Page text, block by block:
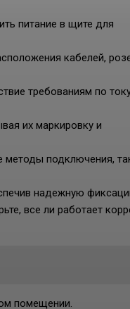
питание в щите для
кабелей,
требованиям по
их маркировку и
методы подключения,
надежную
все ли работает
помещении.